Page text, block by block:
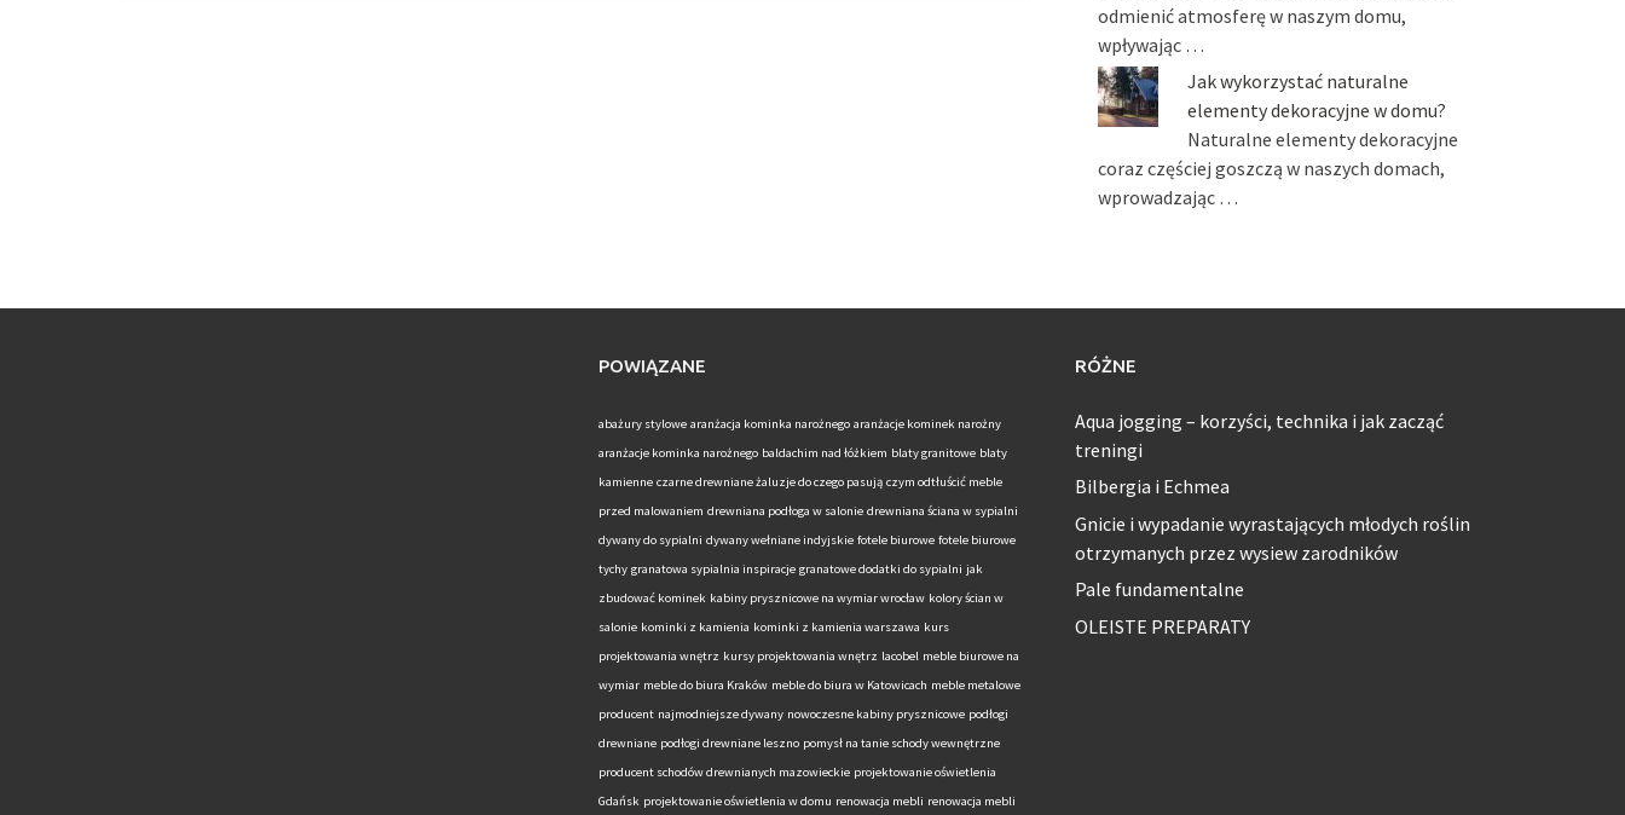
odmienić atmosferę w naszym domu,
wpływając …
Jak wykorzystać naturalne
elementy dekoracyjne w domu?
Naturalne elementy dekoracyjne
coraz częściej goszczą w naszych domach,
wprowadzając …
POWIĄZANE
abażury stylowe aranżacja kominka narożnego aranżacje kominek narożny
aranżacje kominka narożnego baldachim nad łóżkiem blaty granitowe blaty
kamienne czarne drewniane żaluzje do czego pasują czym odtłuścić meble
przed malowaniem drewniana podłoga w salonie drewniana ściana w sypialni
dywany do sypialni dywany wełniane indyjskie fotele biurowe fotele biurowe
tychy granatowa sypialnia inspiracje granatowe dodatki do sypialni jak
zbudować kominek kabiny prysznicowe na wymiar wrocław kolory ścian w
salonie kominki z kamienia kominki z kamienia warszawa kurs
projektowania wnętrz kursy projektowania wnętrz lacobel meble biurowe na
wymiar meble do biura Kraków meble do biura w Katowicach meble metalowe
producent najmodniejsze dywany nowoczesne kabiny prysznicowe podłogi
drewniane podłogi drewniane leszno pomysł na tanie schody wewnętrzne
producent schodów drewnianych mazowieckie projektowanie oświetlenia
Gdańsk projektowanie oświetlenia w domu renowacja mebli renowacja mebli
RÓŻNE
Aqua jogging – korzyści, technika i jak zacząć
treningi
Bilbergia i Echmea
Gnicie i wypadanie wyrastających młodych roślin
otrzymanych przez wysiew zarodników
Pale fundamentalne
OLEISTE PREPARATY